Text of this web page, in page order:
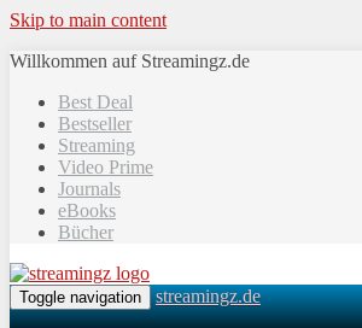
Skip to main content
Willkommen auf Streamingz.de
Best Deal
Bestseller
Streaming
Video Prime
Journals
eBooks
Bücher
Toggle navigation streamingz.de